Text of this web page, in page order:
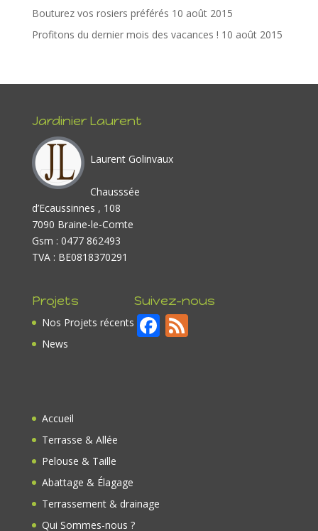
Bouturez vos rosiers préférés 10 août 2015
Profitons du dernier mois des vacances ! 10 août 2015
Jardinier Laurent
Laurent Golinvaux
Chausssée
d’Ecaussinnes , 108
7090 Braine-le-Comte
Gsm : 0477 862493
TVA : BE0818370291
Projets
Nos Projets récents
News
Suivez-nous
F F
Accueil
Terrasse & Allée
Pelouse & Taille
Abattage & Élagage
Terrassement & drainage
Qui Sommes-nous ?